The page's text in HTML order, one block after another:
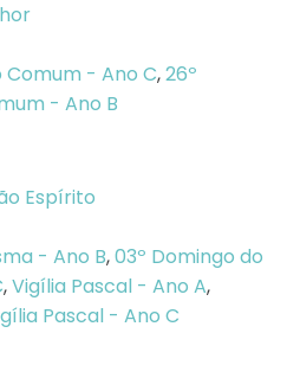
Comum - Ano C,26º
- Ano B
Espírito
- Ano B,03º Domingo do
,Vigília Pascal - Ano A,
Pascal - Ano C